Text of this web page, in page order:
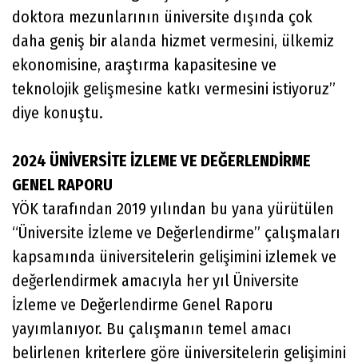
doktora mezunlarının üniversite dışında çok
daha geniş bir alanda hizmet vermesini, ülkemiz
ekonomisine, araştırma kapasitesine ve
teknolojik gelişmesine katkı vermesini istiyoruz”
diye konuştu.
2024 ÜNİVERSİTE İZLEME VE DEĞERLENDİRME
GENEL RAPORU
YÖK tarafından 2019 yılından bu yana yürütülen
“Üniversite İzleme ve Değerlendirme” çalışmaları
kapsamında üniversitelerin gelişimini izlemek ve
değerlendirmek amacıyla her yıl Üniversite
İzleme ve Değerlendirme Genel Raporu
yayımlanıyor. Bu çalışmanın temel amacı
belirlenen kriterlere göre üniversitelerin gelişimini